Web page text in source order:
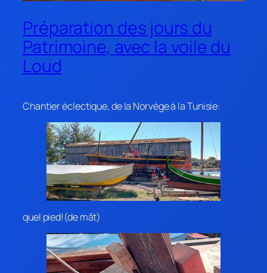
Préparation des jours du
Patrimoine, avec la voile du
Loud
Chantier éclectique, de la Norvège à la Tunisie:
quel pied!(de mât)